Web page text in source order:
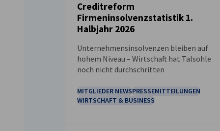
NEUIGKEITEN
Creditreform
Firmeninsolvenzstatistik 1.
Halbjahr 2026
Unternehmensinsolvenzen bleiben auf
hohem Niveau – Wirtschaft hat Talsohle
noch nicht durchschritten
MITGLIEDER NEWSPRESSEMITTEILUNGEN
WIRTSCHAFT & BUSINESS